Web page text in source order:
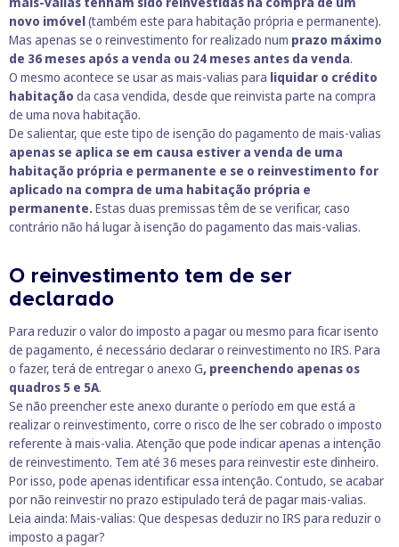
novo imóvel(também este para habitação própria e permanente).
Mas apenas se o reinvestimento for realizado num prazo máximo
de 36 meses após a venda ou 24 meses antes da venda.
O mesmo acontece se usar as mais-valias para liquidar o crédito
habitação da casa vendida, desde que reinvista parte na compra
de uma nova habitação.
De salientar, que este tipo de isenção do pagamento de mais-valias
apenas se aplica se em causa estiver a venda de uma
habitação própria e permanente e se o reinvestimento for
aplicado na compra de uma habitação própria e
permanente.Estas duas premissas têm de se verificar, caso
contrário não há lugar à isenção do pagamento das mais-valias.
O reinvestimento tem de ser
declarado
Para reduzir o valor do imposto a pagar ou mesmo para ficar isento
de pagamento, é necessário declarar o reinvestimento no IRS. Para
o fazer, terá de entregar o anexo G, preenchendo apenas os
quadros 5 e 5A.
Se não preencher este anexo durante o período em que está a
realizar o reinvestimento, corre o risco de lhe ser cobrado o imposto
referente à mais-valia. Atenção que pode indicar apenas a intenção
de reinvestimento. Tem até 36 meses para reinvestir este dinheiro.
Por isso, pode apenas identificar essa intenção. Contudo, se acabar
por não reinvestir no prazo estipulado terá de pagar mais-valias.
Leia ainda: Mais-valias: Que despesas deduzir no IRS para reduzir o
imposto a pagar?